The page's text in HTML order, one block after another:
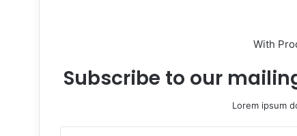
With
Subscribe to our
Lorem ipsum